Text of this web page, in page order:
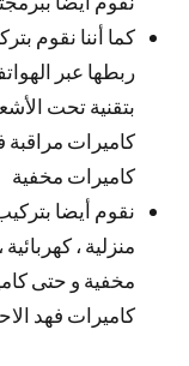
كما أننا نقوم
ربطها عبر
بتقنية تحت
كاميرات
كاميرات مخفية
نقوم أيضا
منزلية ،
مخفية و حتى
كاميرات فهد